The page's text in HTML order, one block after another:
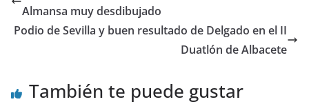
Almansa muy desdibujado
Podio de Sevilla y buen resultado de Delgado en el II
Duatlón de Albacete
También te puede gustar